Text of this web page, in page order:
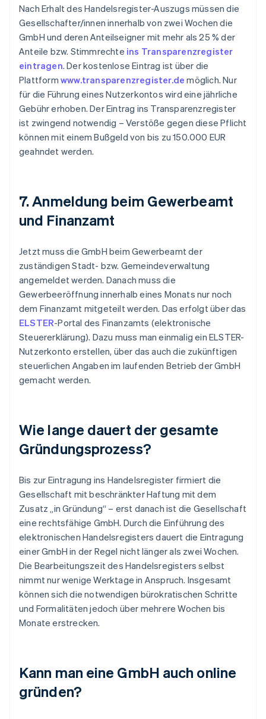
Nach Erhalt des Handelsregister-Auszugs müssen die
Gesellschafter/innen innerhalb von zwei Wochen die
GmbH und deren Anteilseigner mit mehr als 25 % der
Anteile bzw. Stimmrechte ins Transparenzregister
eintragen. Der kostenlose Eintrag ist über die
Plattform www.transparenzregister.de möglich. Nur
für die Führung eines Nutzerkontos wird eine jährliche
Gebühr erhoben. Der Eintrag ins Transparenzregister
ist zwingend notwendig – Verstöße gegen diese Pflicht
können mit einem Bußgeld von bis zu 150.000 EUR
geahndet werden.
7. Anmeldung beim Gewerbeamt
und Finanzamt
Jetzt muss die GmbH beim Gewerbeamt der
zuständigen Stadt- bzw. Gemeindeverwaltung
angemeldet werden. Danach muss die
Gewerbeeröffnung innerhalb eines Monats nur noch
dem Finanzamt mitgeteilt werden. Das erfolgt über das
ELSTER-Portal des Finanzamts (elektronische
Steuererklärung). Dazu muss man einmalig ein ELSTER-
Nutzerkonto erstellen, über das auch die zukünftigen
steuerlichen Angaben im laufenden Betrieb der GmbH
gemacht werden.
Wie lange dauert der gesamte
Gründungsprozess?
Bis zur Eintragung ins Handelsregister firmiert die
Gesellschaft mit beschränkter Haftung mit dem
Zusatz „in Gründung“ – erst danach ist die Gesellschaft
eine rechtsfähige GmbH. Durch die Einführung des
elektronischen Handelsregisters dauert die Eintragung
einer GmbH in der Regel nicht länger als zwei Wochen.
Die Bearbeitungszeit des Handelsregisters selbst
nimmt nur wenige Werktage in Anspruch. Insgesamt
können sich die notwendigen bürokratischen Schritte
und Formalitäten jedoch über mehrere Wochen bis
Monate erstrecken.
Kann man eine GmbH auch online
gründen?